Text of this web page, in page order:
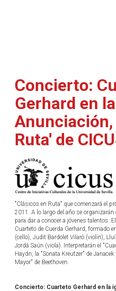
Concierto:
Gerhard en la
Ruta' de
"Clásicos en Ruta" que comenzará el
2011. A lo largo del año se
para dar a conocer a jóvenes talentos.
Cuarteto de Cuerda Gerhard, formado
(cello), Judit Bardolet Vilaró (violín),
Jordà Saún (viola). Interpretarán el
Haydn, la "Sonata Kreutzer" de
Mayor" de Beethoven.
Concierto: Cuarteto Gerhard en la